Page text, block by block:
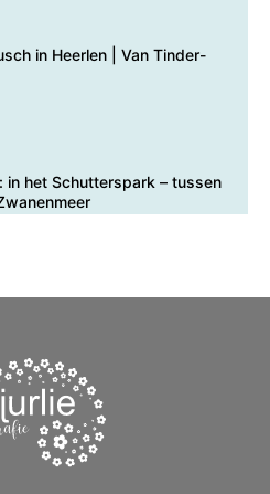
in Heerlen | Van Tinder-
in het Schutterspark – tussen